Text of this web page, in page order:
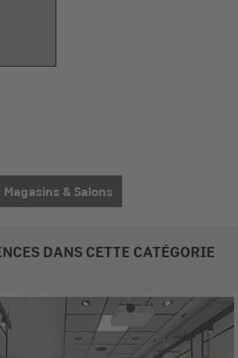
& Salons
DANS CETTE CATÉGORIE